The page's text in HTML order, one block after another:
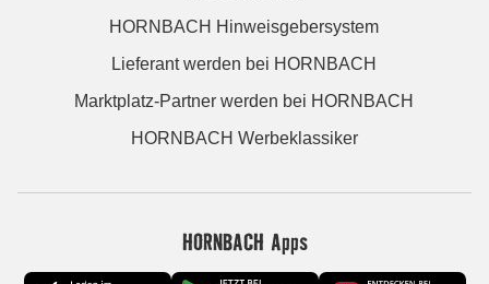
HORNBACH Hinweisgebersystem
Lieferant werden bei HORNBACH
Marktplatz-Partner werden bei HORNBACH
HORNBACH Werbeklassiker
HORNBACH Apps